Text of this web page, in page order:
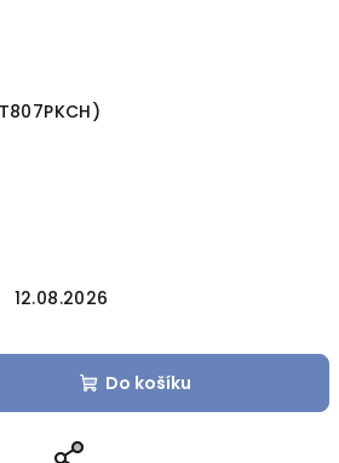
12.08.2026
Do košíku